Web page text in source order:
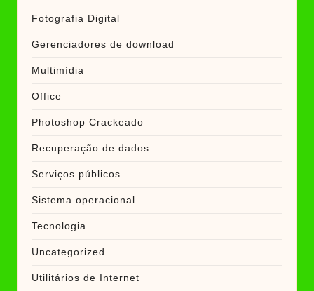
Fotografia Digital
Gerenciadores de download
Multimídia
Office
Photoshop Crackeado
Recuperação de dados
Serviços públicos
Sistema operacional
Tecnologia
Uncategorized
Utilitários de Internet